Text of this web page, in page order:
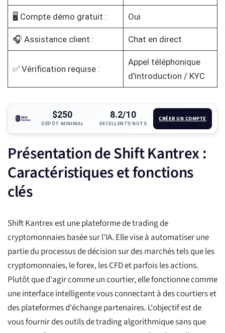
🖥️ Compte démo gratuit : Oui
🎧 Assistance client : Chat en direct
✅ Vérification requise :
Appel téléphonique
d'introduction / KYC
$250
DÉPÔT MINIMAL
8.2/10
EXCELLENTE NOTE
CRÉER UN COMPTE
Présentation de Shift Kantrex :
Caractéristiques et fonctions
clés
Shift Kantrex est une plateforme de trading de
cryptomonnaies basée sur l'IA. Elle vise à automatiser une
partie du processus de décision sur des marchés tels que les
cryptomonnaies, le forex, les CFD et parfois les actions.
Plutôt que d'agir comme un courtier, elle fonctionne comme
une interface intelligente vous connectant à des courtiers et
des plateformes d'échange partenaires. L'objectif est de
vous fournir des outils de trading algorithmique sans que